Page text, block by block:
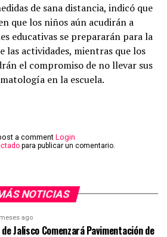
de sana distancia, indicó que
que los niños aún acudirán a
educativas se prepararán para la
las actividades, mientras que los
el compromiso de no llevar sus
en la escuela.
a comment Login
para publicar un comentario.
NOTICIAS
ago
Jalisco Comenzará Pavimentación de